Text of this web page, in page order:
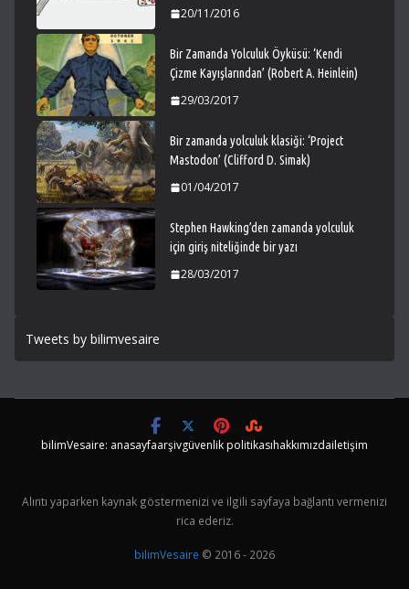
20/11/2016
Bir Zamanda Yolculuk Öyküsü: ‘Kendi
Çizme Kayışlarından’ (Robert A. Heinlein)
29/03/2017
Bir zamanda yolculuk klasiği: ‘Project
Mastodon’ (Clifford D. Simak)
01/04/2017
Stephen Hawking’den zamanda yolculuk
için giriş niteliğinde bir yazı
28/03/2017
Tweets by bilimvesaire
bilimVesaire: anasayfaarşivgüvenlik politikasıhakkımızdailetişim
Alıntı yaparken kaynak göstermenizi ve ilgili sayfaya bağlantı vermenizi
rica ederiz.
bilimVesaire © 2016 - 2026